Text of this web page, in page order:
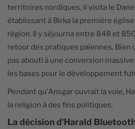
territoires nordiques, il visita le
établissant à Birka la première
région. Il y séjourna entre 848 et
retour des pratiques païennes. Bien
pas abouti à une conversion
les bases pour le développement
Pendant qu'Ansgar ouvrait la voie,
la religion à des fins politiques.
La décision d'Harald